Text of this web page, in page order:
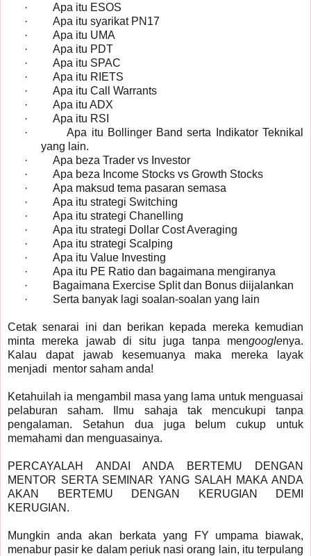
· Apa itu ESOS
· Apa itu syarikat PN17
· Apa itu UMA
· Apa itu PDT
· Apa itu SPAC
· Apa itu RIETS
· Apa itu Call Warrants
· Apa itu ADX
· Apa itu RSI
·Apa itu Bollinger Band serta Indikator Teknikal
yang lain.
· Apa beza Trader vs Investor
· Apa beza Income Stocks vs Growth Stocks
· Apa maksud tema pasaran semasa
· Apa itu strategi Switching
· Apa itu strategi Chanelling
· Apa itu strategi Dollar Cost Averaging
· Apa itu strategi Scalping
· Apa itu Value Investing
· Apa itu PE Ratio dan bagaimana mengiranya
·
Bagaimana Exercise Split dan Bonus diijalankan
· Serta banyak lagi soalan-soalan yang lain
Cetak senarai ini dan berikan kepada mereka kemudian
minta mereka jawab di situ juga tanpa mengooglenya.
Kalau dapat jawab kesemuanya maka mereka layak
menjadi mentor saham anda!
Ketahuilah ia mengambil masa yang lama untuk menguasai
pelaburan saham. Ilmu sahaja tak mencukupi tanpa
pengalaman. Setahun dua juga belum cukup untuk
memahami dan menguasainya.
PERCAYALAH ANDAI ANDA BERTEMU DENGAN
MENTOR SERTA SEMINAR YANG SALAH MAKA ANDA
AKAN BERTEMU DENGAN KERUGIAN DEMI
KERUGIAN.
Mungkin anda akan berkata yang FY umpama biawak,
menabur pasir ke dalam periuk nasi orang lain, itu terpulang